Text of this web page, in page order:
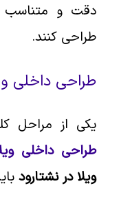
دقت و متناسب
طراحی کنند.
طراحی داخلی
یکی از مراحل
طراحی داخلی ویلا
ویلا در نشتارودباید